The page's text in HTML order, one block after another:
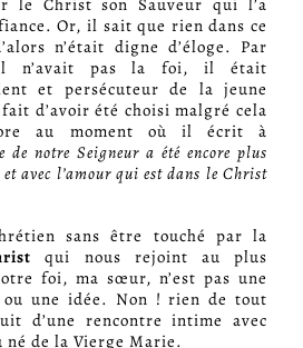
le Christ son Sauveur qui l’a
Or, il sait que rien dans ce
n’était digne d’éloge. Par
n’avait pas la foi, il était
et persécuteur de la jeune
d’avoir été choisi malgré cela
au moment où il écrit à
de notre Seigneur a été encore plus
avec l’amour qui est dans le Christ
sans être touché par la
qui nous rejoint au plus
foi, ma sœur, n’est pas une
ou une idée. Non ! rien de tout
d’une rencontre intime avec
né de la Vierge Marie.